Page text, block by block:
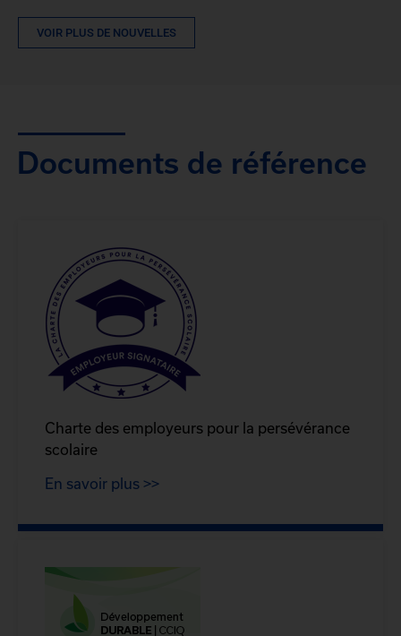
VOIR PLUS DE NOUVELLES
Documents de référence
Charte des employeurs pour la persévérance
scolaire
En savoir plus >>